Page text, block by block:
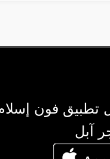
تطبيق فون
آبل